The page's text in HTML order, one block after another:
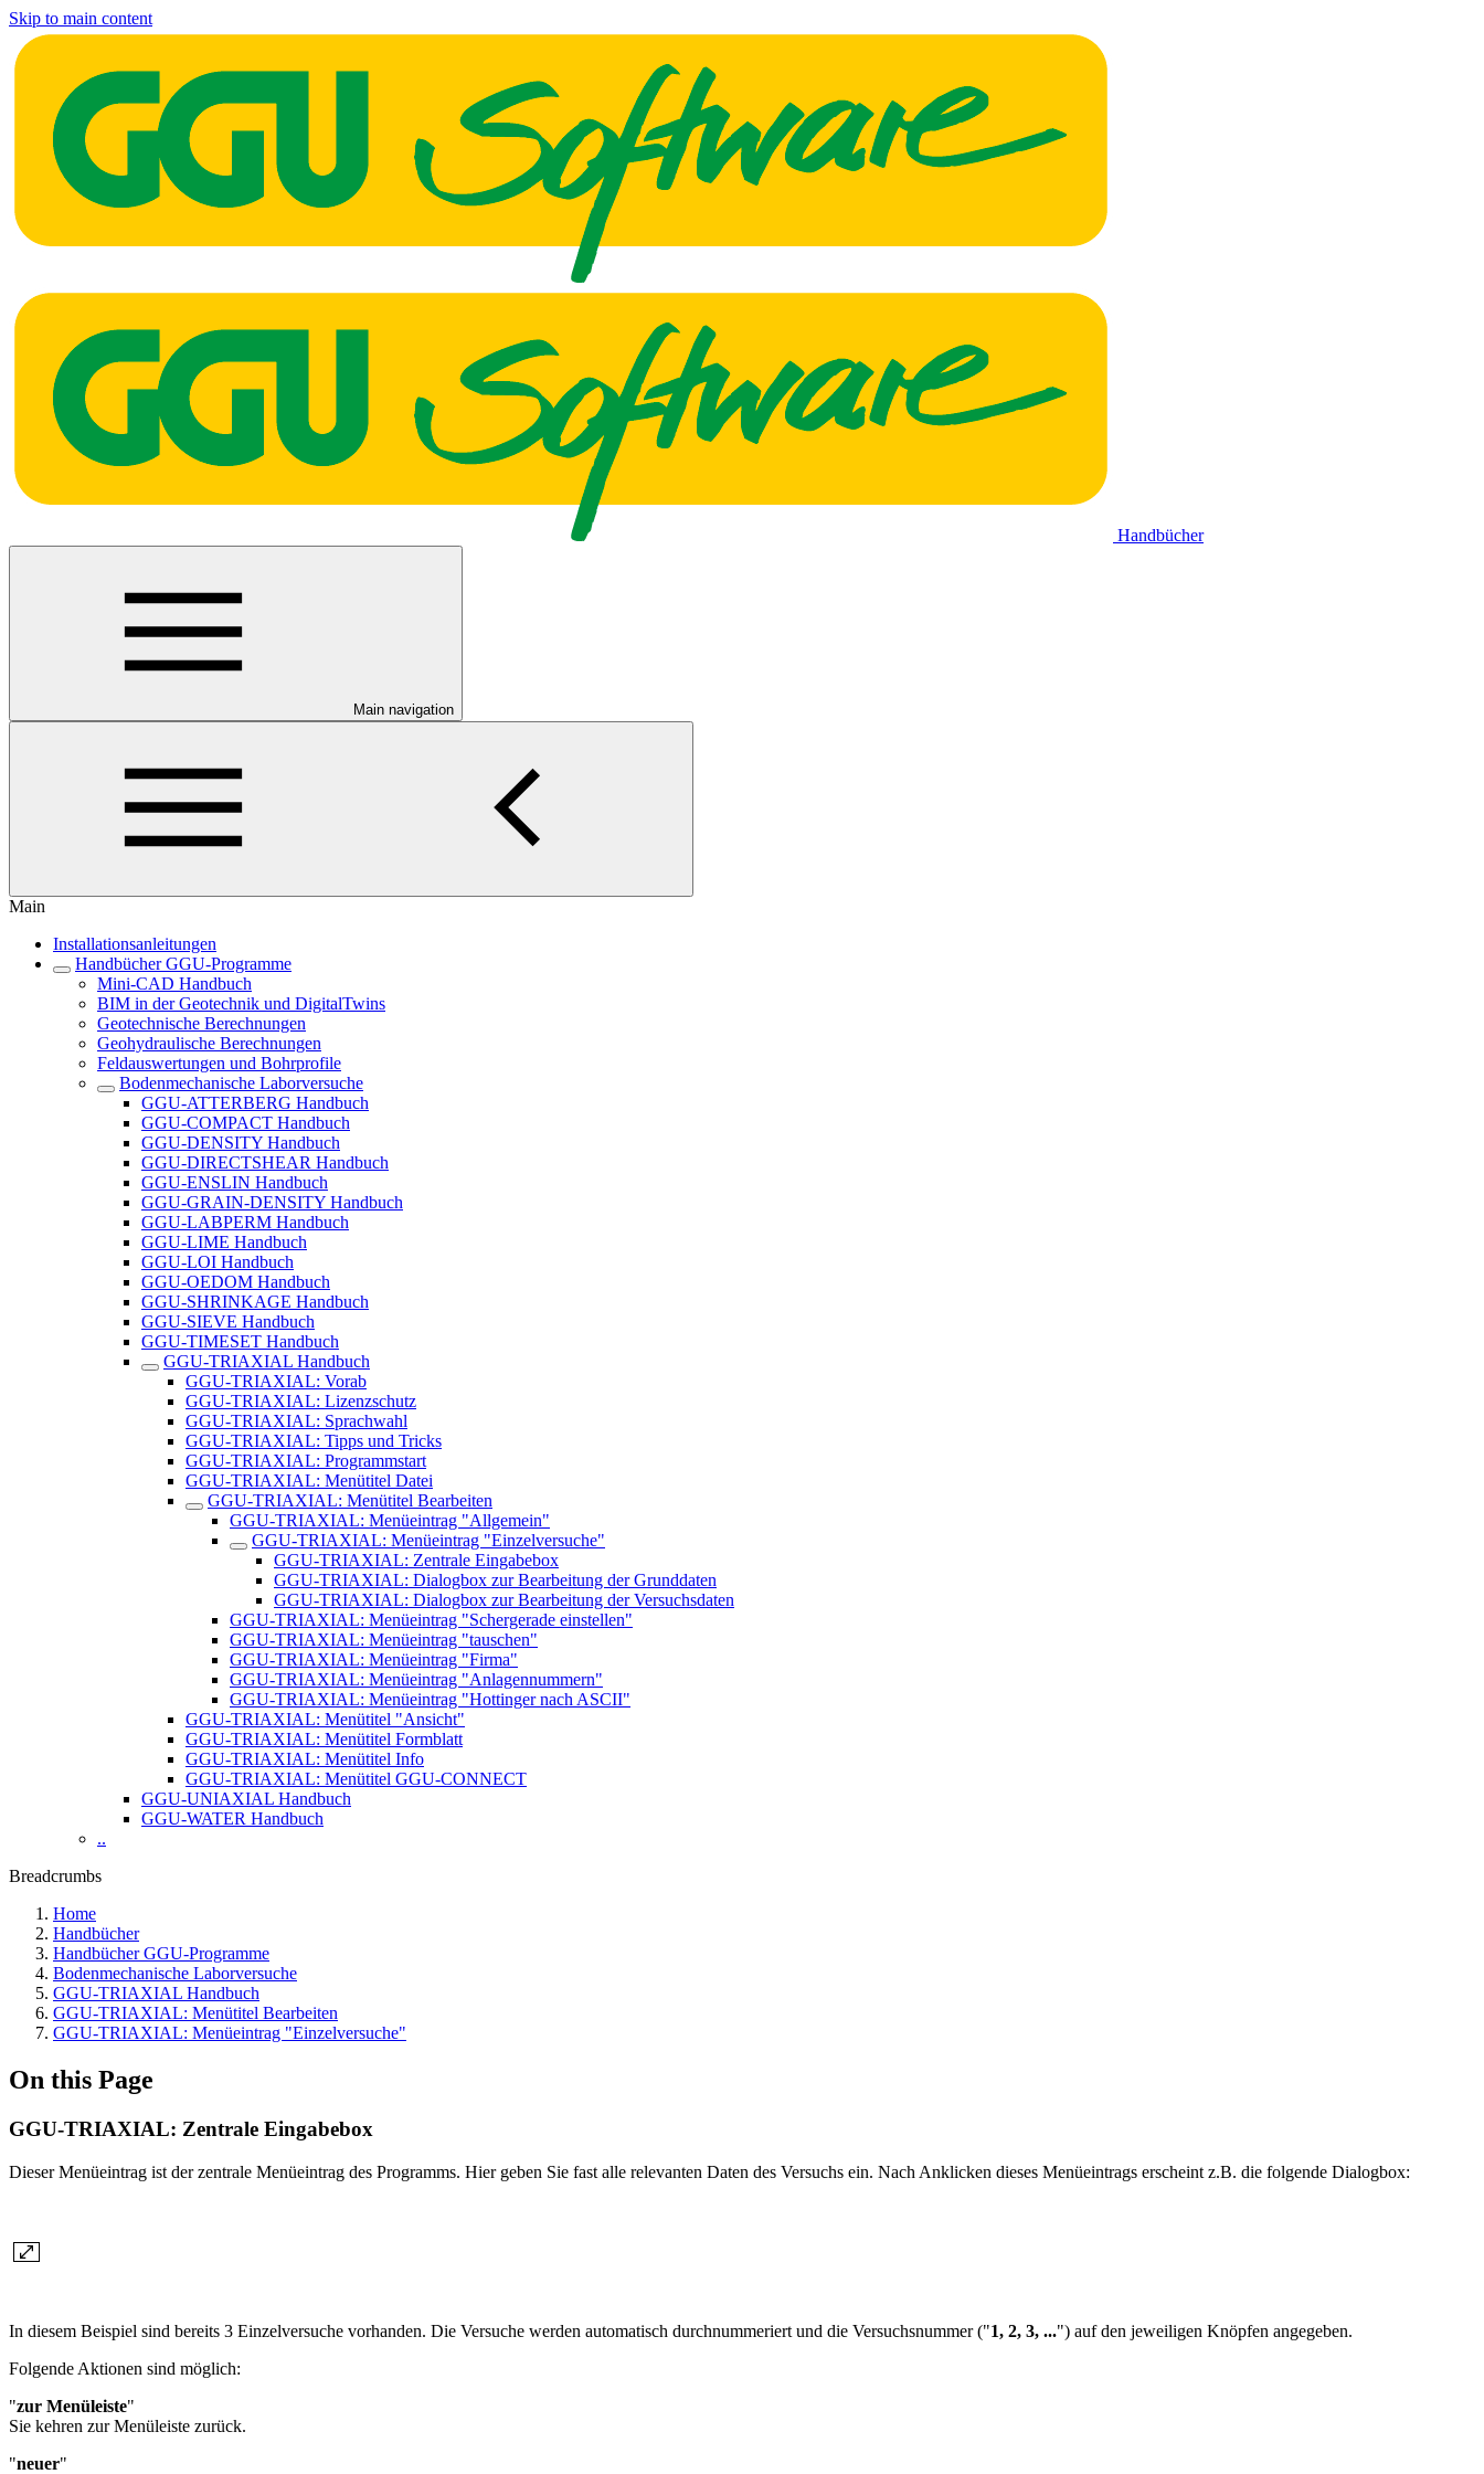
Skip to main content
Handbücher
Main navigation
Main
Installationsanleitungen
Handbücher GGU-Programme
Mini-CAD Handbuch
BIM in der Geotechnik und DigitalTwins
Geotechnische Berechnungen
Geohydraulische Berechnungen
Feldauswertungen und Bohrprofile
Bodenmechanische Laborversuche
GGU-ATTERBERG Handbuch
GGU-COMPACT Handbuch
GGU-DENSITY Handbuch
GGU-DIRECTSHEAR Handbuch
GGU-ENSLIN Handbuch
GGU-GRAIN-DENSITY Handbuch
GGU-LABPERM Handbuch
GGU-LIME Handbuch
GGU-LOI Handbuch
GGU-OEDOM Handbuch
GGU-SHRINKAGE Handbuch
GGU-SIEVE Handbuch
GGU-TIMESET Handbuch
GGU-TRIAXIAL Handbuch
GGU-TRIAXIAL: Vorab
GGU-TRIAXIAL: Lizenzschutz
GGU-TRIAXIAL: Sprachwahl
GGU-TRIAXIAL: Tipps und Tricks
GGU-TRIAXIAL: Programmstart
GGU-TRIAXIAL: Menütitel Datei
GGU-TRIAXIAL: Menütitel Bearbeiten
GGU-TRIAXIAL: Menüeintrag "Allgemein"
GGU-TRIAXIAL: Menüeintrag "Einzelversuche"
GGU-TRIAXIAL: Zentrale Eingabebox
GGU-TRIAXIAL: Dialogbox zur Bearbeitung der Grunddaten
GGU-TRIAXIAL: Dialogbox zur Bearbeitung der Versuchsdaten
GGU-TRIAXIAL: Menüeintrag "Schergerade einstellen"
GGU-TRIAXIAL: Menüeintrag "tauschen"
GGU-TRIAXIAL: Menüeintrag "Firma"
GGU-TRIAXIAL: Menüeintrag "Anlagennummern"
GGU-TRIAXIAL: Menüeintrag "Hottinger nach ASCII"
GGU-TRIAXIAL: Menütitel "Ansicht"
GGU-TRIAXIAL: Menütitel Formblatt
GGU-TRIAXIAL: Menütitel Info
GGU-TRIAXIAL: Menütitel GGU-CONNECT
GGU-UNIAXIAL Handbuch
GGU-WATER Handbuch
..
Breadcrumbs
Home
Handbücher
Handbücher GGU-Programme
Bodenmechanische Laborversuche
GGU-TRIAXIAL Handbuch
GGU-TRIAXIAL: Menütitel Bearbeiten
GGU-TRIAXIAL: Menüeintrag "Einzelversuche"
On this Page
GGU-TRIAXIAL: Zentrale Eingabebox
Dieser Menüeintrag ist der zentrale Menüeintrag des Programms. Hier geben Sie fast alle relevanten Daten des Versuchs ein. Nach Anklicken dieses Menüeintrags erscheint z.B. die folgende Dialogbox:
In diesem Beispiel sind bereits 3 Einzelversuche vorhanden. Die Versuche werden automatisch durchnummeriert und die Versuchsnummer ("1, 2, 3, ...") auf den jeweiligen Knöpfen angegeben.
Folgende Aktionen sind möglich:
"zur Menüleiste"
Sie kehren zur Menüleiste zurück.
"neuer"